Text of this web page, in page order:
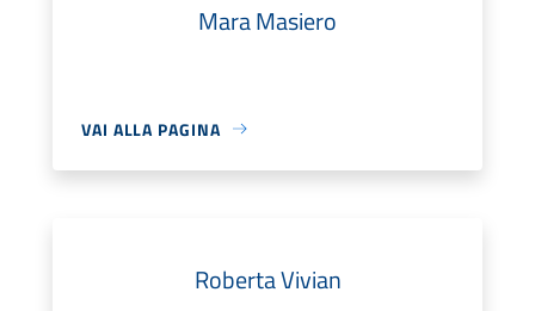
Mara Masiero
VAI ALLA PAGINA
Roberta Vivian